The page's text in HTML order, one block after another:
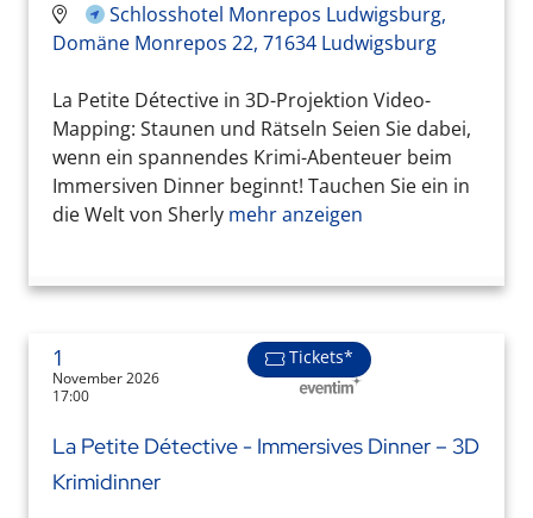
Schlosshotel Monrepos Ludwigsburg,
Domäne Monrepos 22, 71634 Ludwigsburg
La Petite Détective in 3D-Projektion Video-
Mapping: Staunen und Rätseln Seien Sie dabei,
wenn ein spannendes Krimi-Abenteuer beim
Immersiven Dinner beginnt! Tauchen Sie ein in
die Welt von Sherly mehr anzeigen
1
November 2026
17:00
Tickets*
La Petite Détective - Immersives Dinner – 3D
Krimidinner